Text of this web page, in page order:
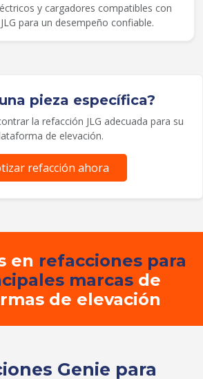
y cargadores compatibles con
para un desempeño confiable.
pieza específica?
la refacción JLG adecuada para su
de elevación.
refacción ahora
en refacciones para
marcasde
de elevación
Genie para